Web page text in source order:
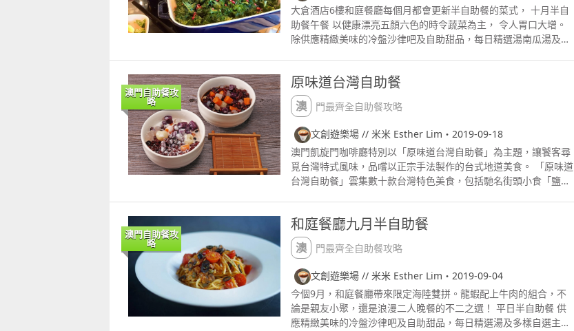
6228 晚市自助餐供應時段：1800 2130 費用：平日晚市每位 $
528，周五至日每位 $ 598（另加 10% 服務費） 網址：
httpswww.galaxymacau.comzhhantdiningrestaurantsurbank
大倉酒店6樓和庭餐廳每個月都會更新半自助餐的菜式， 十月半自
助餐午餐 以健康漂亮五顏六色的時令蔬菜為主， 令人胃口大增。
除供應精緻美味的冷盤沙律吧及自助甜品，每日精選湯南瓜湯及多
骨、意式蕃茄肉丸長通粉、德式炸豬扒和香煎鱸魚配橄欖汁。 自助
沙律有：特別推介藜麥紅菜頭沙律、甘藍沙律配石榴蜜糖汁、海帶
青瓜沙律、 凱撒沙律配煙三文魚、蜜糖汁蘑菇沙律咖哩和乳酪燒雞
沙律。 甜品：特別推介藍莓芝士蛋糕、綠茶蛋糕、 芒果蛋糕和草
莓海綿蛋糕等等。 午餐：中午12時至下午2時, 每位澳門幣168 晚
餐：晚上6時至9時30分, 每位澳門幣198 上述所有價錢須另加收
10% 服務費 預約訂座及查詢 853 8883 5126 6368 4805
澳門自助餐攻
略
原味道台灣自助餐
澳門最齊全自助餐攻略
文創遊樂場 // 米米 Esther Lim・2019-09-18
澳門凱旋門咖啡廳特別以「原味道台灣自助餐」為主題，讓饕客尋
覓台灣特式風味，品嚐以正宗手法製作的台式地道美食。 「原味道
台灣自助餐」雲集數十款台灣特色美食，包括馳名街頭小食「鹽酥
仔煎」、餡料豐富的「升官發財板」、香濃肉厚的「紅燒牛肉
麵」、人氣特飲「珍珠奶茶」、「芭樂沙冰」、滋味甜品「三色芋
圓配紅豆黑珍珠」、「銅鑼燒紅豆餅」、「太陽餅」等，讓饕客走
進寶島美食天地，享受一趟台灣美食之旅！除了台式佳餚外，咖啡
廳亦匯聚各國特色美饌，讓饕客盡享精選刺身、各式海鮮、咖喱
蟹、燒牛肉眼扒等環球美食，再加上美味可口的燒烤美食及精緻甜
品，必然能讓賓客一次過品嚐環球美食，大飽口福。 「原味道台灣
自助餐」推廣期由即日起至十一月三十日。 星期一至五自助午餐
澳門自助餐攻
略
和庭餐廳九月半自助餐
澳門最齊全自助餐攻略
文創遊樂場 // 米米 Esther Lim・2019-09-04
今個9月，和庭餐廳帶來限定海陸雙拼。龍蝦配上牛肉的組合，不
論是親友小聚，還是浪漫二人晚餐的不二之選！ 平日半自助餐 供
應精緻美味的冷盤沙律吧及自助甜品，每日精選湯及多樣自選主
CTM